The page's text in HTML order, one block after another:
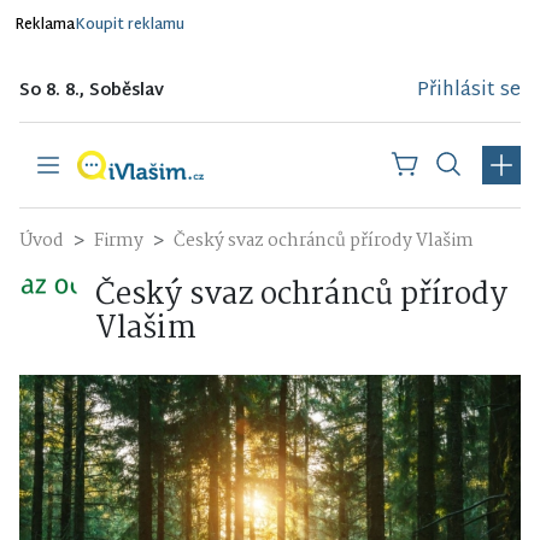
ReklamaKoupit reklamu
So 8. 8., Soběslav Přihlásit se
Úvod Firmy Český svaz ochránců přírody Vlašim
Český svaz ochránců přírody
Vlašim